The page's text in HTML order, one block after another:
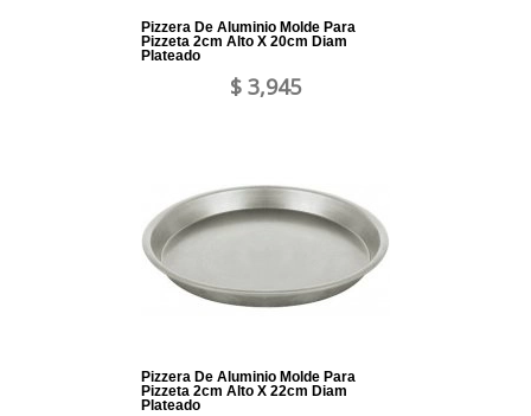
Pizzera De Aluminio Molde Para
Pizzeta 2cm Alto X 20cm Diam
Plateado
$ 3,945
Pizzera De Aluminio Molde Para
Pizzeta 2cm Alto X 22cm Diam
Plateado